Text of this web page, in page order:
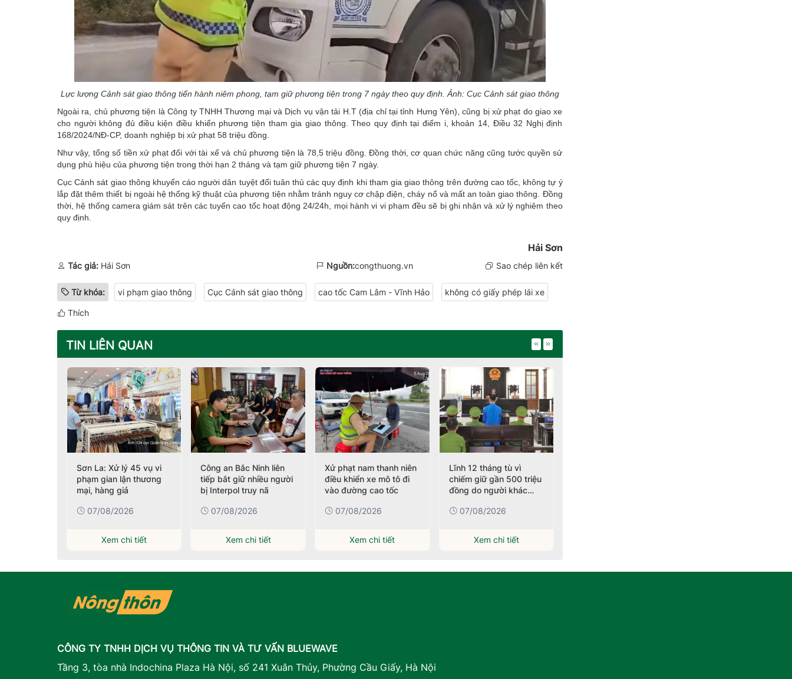
Lực lượng Cảnh sát giao thông tiến hành niêm phong, tạm giữ phương tiện trong 7 ngày theo quy định. Ảnh: Cục Cảnh sát giao thông
Ngoài ra, chủ phương tiện là Công ty TNHH Thương mại và Dịch vụ vận tải H.T (địa chỉ tại tỉnh Hưng Yên), cũng bị xử phạt do giao xe
cho người không đủ điều kiện điều khiển phương tiện tham gia giao thông. Theo quy định tại điểm i, khoản 14, Điều 32 Nghị định
168/2024/NĐ-CP, doanh nghiệp bị xử phạt 58 triệu đồng.
Như vậy, tổng số tiền xử phạt đối với tài xế và chủ phương tiện là 78,5 triệu đồng. Đồng thời, cơ quan chức năng cũng tước quyền sử
dụng phù hiệu của phương tiện trong thời hạn 2 tháng và tạm giữ phương tiện 7 ngày.
Cục Cảnh sát giao thông khuyến cáo người dân tuyệt đối tuân thủ các quy định khi tham gia giao thông trên đường cao tốc, không tự ý
lắp đặt thêm thiết bị ngoài hệ thống kỹ thuật của phương tiện nhằm tránh nguy cơ chập điện, cháy nổ và mất an toàn giao thông. Đồng
thời, hệ thống camera giám sát trên các tuyến cao tốc hoạt động 24/24h, mọi hành vi vi phạm đều sẽ bị ghi nhận và xử lý nghiêm theo
quy định.
Hải Sơn
Tác giả: Hải Sơn Nguồn:congthuong.vn Sao chép liên kết
Từ khóa: vi phạm giao thông Cục Cảnh sát giao thông cao tốc Cam Lâm - Vĩnh Hảo không có giấy phép lái xe
Thích
TIN LIÊN QUAN
Sơn La: Xử lý 45 vụ vi
phạm gian lận thương
mại, hàng giả
07/08/2026
Xem chi tiết
Công an Bắc Ninh liên
tiếp bắt giữ nhiều người
bị Interpol truy nã
07/08/2026
Xem chi tiết
Xử phạt nam thanh niên
điều khiển xe mô tô đi
vào đường cao tốc
07/08/2026
Xem chi tiết
Lĩnh 12 tháng tù vì
chiếm giữ gần 500 triệu
đồng do người khác
07/08/2026
Xem chi tiết
CÔNG TY TNHH DỊCH VỤ THÔNG TIN VÀ TƯ VẤN BLUEWAVE
Tầng 3, tòa nhà Indochina Plaza Hà Nội, số 241 Xuân Thủy, Phường Cầu Giấy, Hà Nội